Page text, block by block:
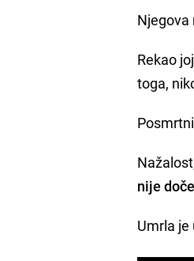
Njegova
Rekao
toga,
nije
Umrla je